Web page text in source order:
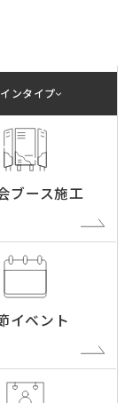
ンタイプ
ブース施工
イベント